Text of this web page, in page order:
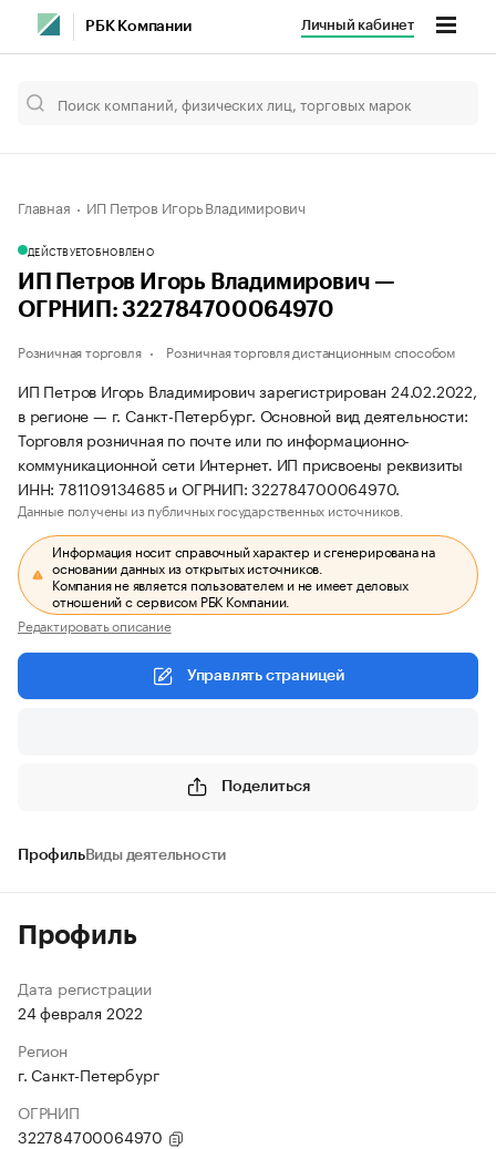
РБК Компании Личный кабинет
Главная ИП Петров Игорь Владимирович
ДЕЙСТВУЕТОБНОВЛЕНО
ИП Петров Игорь Владимирович —
ОГРНИП: 322784700064970
Розничная торговля Розничная торговля дистанционным способом
ИП Петров Игорь Владимирович зарегистрирован 24.02.2022,
в регионе — г. Санкт-Петербург. Основной вид деятельности:
Торговля розничная по почте или по информационно-
коммуникационной сети Интернет. ИП присвоены реквизиты
ИНН: 781109134685 и ОГРНИП: 322784700064970.
Данные получены из публичных государственных источников.
Информация носит справочный характер и сгенерирована на
основании данных из открытых источников.
Компания не является пользователем и не имеет деловых
отношений с сервисом РБК Компании.
Редактировать описание
Управлять страницей
Поделиться
ПрофильВиды деятельности
Профиль
Дата регистрации
24 февраля 2022
Регион
г. Санкт-Петербург
ОГРНИП
322784700064970